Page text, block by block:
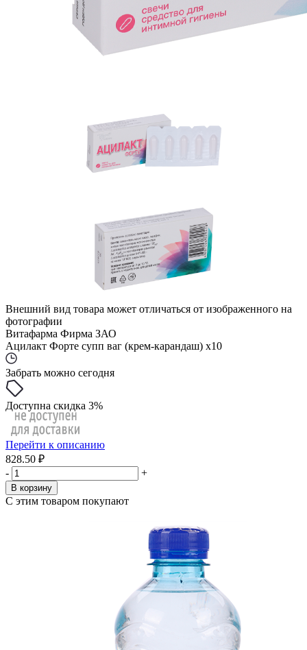
Внешний вид товара может отличаться от изображенного на
фотографии
Витафарма Фирма ЗАО
Ацилакт Форте супп ваг (крем-карандаш) x10
Забрать можно сегодня
Доступна скидка 3%
Перейти к описанию
828.50 ₽
-
+
В корзину
С этим товаром покупают